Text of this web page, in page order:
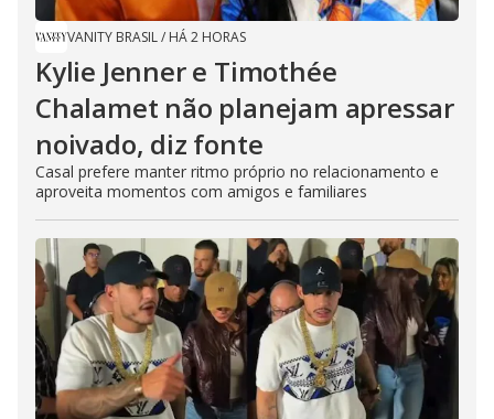
VANITY BRASIL/ HÁ 2 HORAS
Kylie Jenner e Timothée
Chalamet não planejam apressar
noivado, diz fonte
Casal prefere manter ritmo próprio no relacionamento e
aproveita momentos com amigos e familiares